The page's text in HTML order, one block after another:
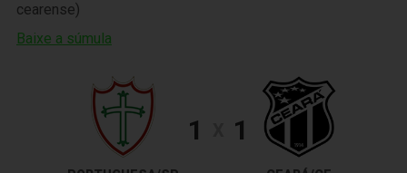
cearense)
Baixe a súmula
1 1